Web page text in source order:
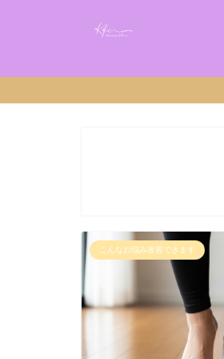
こんなお悩み改善できます